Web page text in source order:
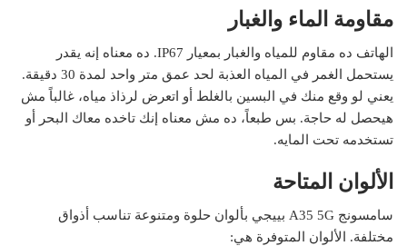
مقاومة الماء والغبار
الهاتف ده مقاوم للمياه والغبار بمعيار IP67. ده معناه إنه يقدر
يستحمل الغمر في المياه العذبة لحد عمق متر واحد لمدة 30 دقيقة.
يعني لو وقع منك في البسين بالغلط أو اتعرض لرذاذ مياه، غالباً مش
هيحصل له حاجة. بس طبعاً، ده مش معناه إنك تاخده معاك البحر أو
تستخدمه تحت المايه.
الألوان المتاحة
سامسونج A35 5G بييجي بألوان حلوة ومتنوعة تناسب أذواق
مختلفة. الألوان المتوفرة هي: